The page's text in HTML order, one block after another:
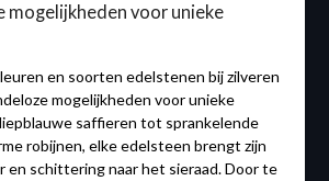
mogelijkheden voor unieke
en soorten edelstenen bij zilveren
mogelijkheden voor unieke
saffieren tot sprankelende
robijnen, elke edelsteen brengt zijn
en schittering naar het sieraad. Door te